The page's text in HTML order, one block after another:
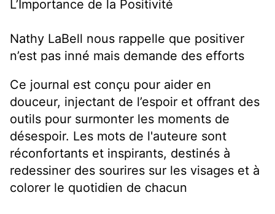
L’Importance de la Positivité
Nathy LaBell nous rappelle que positiver
n’est pas inné mais demande des efforts
Ce journal est conçu pour aider en
douceur, injectant de l’espoir et offrant des
outils pour surmonter les moments de
désespoir. Les mots de l'auteure sont
réconfortants et inspirants, destinés à
redessiner des sourires sur les visages et à
colorer le quotidien de chacun